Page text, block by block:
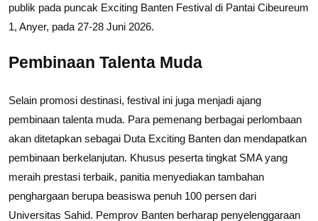
publik pada puncak Exciting Banten Festival di Pantai Cibeureum
1, Anyer, pada 27-28 Juni 2026.
Pembinaan Talenta Muda
Selain promosi destinasi, festival ini juga menjadi ajang
pembinaan talenta muda. Para pemenang berbagai perlombaan
akan ditetapkan sebagai Duta Exciting Banten dan mendapatkan
pembinaan berkelanjutan. Khusus peserta tingkat SMA yang
meraih prestasi terbaik, panitia menyediakan tambahan
penghargaan berupa beasiswa penuh 100 persen dari
Universitas Sahid. Pemprov Banten berharap penyelenggaraan